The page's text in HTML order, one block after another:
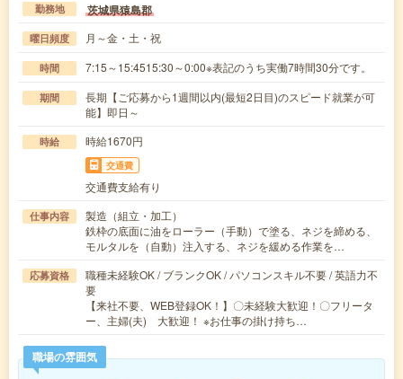
勤務地 茨城県猿島郡
曜日頻度 月～金・土・祝
時間 7:15～15:4515:30～0:00※表記のうち実働7時間30分です。
期間
長期【ご応募から1週間以内(最短2日目)のスピード就業が可
能】即日～
時給 時給1670円
交通費
交通費支給有り
仕事内容
製造（組立・加工）
鉄枠の底面に油をローラー（手動）で塗る、ネジを締める、
モルタルを（自動）注入する、ネジを緩める作業を…
応募資格
職種未経験OK / ブランクOK / パソコンスキル不要 / 英語力不
要
【来社不要、WEB登録OK！】〇未経験大歓迎！〇フリータ
ー、主婦(夫) 大歓迎！ ※お仕事の掛け持ち…
職場の雰囲気